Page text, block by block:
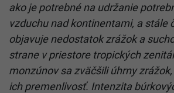
ako je potrebné na udržanie
vzduchu nad kontinentami, a stále
objavuje nedostatok zrážok a
strane v priestore tropických
monzúnov sa zväčšili úhrny
ich premenlivosť. Intenzita